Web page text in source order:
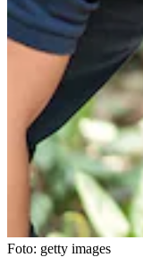
Foto: getty images